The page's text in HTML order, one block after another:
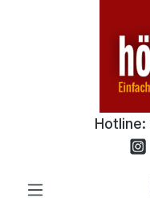
Hotline: